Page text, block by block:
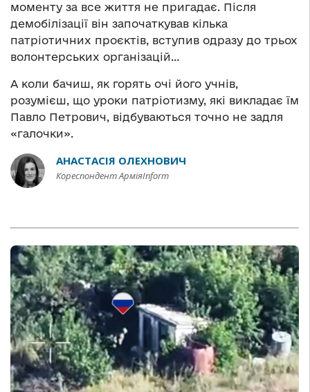
моменту за все життя не пригадає. Після
демобілізації він започаткував кілька
патріотичних проєктів, вступив одразу до трьох
волонтерських організацій…
А коли бачиш, як горять очі його учнів,
розумієш, що уроки патріотизму, які викладає їм
Павло Петрович, відбуваються точно не задля
«галочки».
АНАСТАСІЯ ОЛЕХНОВИЧ
Кореспондент АрміяInform